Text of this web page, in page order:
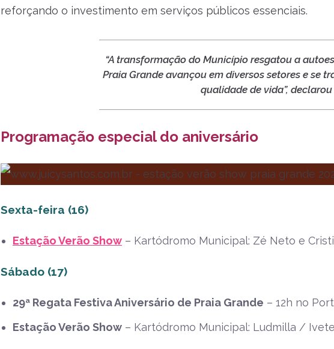
reforçando o investimento em serviços públicos essenciais.
“A transformação do Município resgatou a
Praia Grande avançou em diversos setores e se
qualidade de vida”,
Programação especial do aniversário
Sexta-feira (16)
Estação Verão Show – Kartódromo Municipal: Zé Neto e
Sábado (17)
29ª Regata Festiva Aniversário de Praia Grande – 12h no
Estação Verão Show – Kartódromo Municipal: Ludmilla /